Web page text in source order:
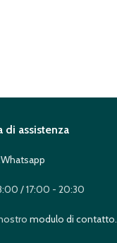
di assistenza
Whatsapp
/ 17:00 - 20:30
modulo di contatto.